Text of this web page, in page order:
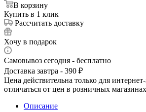
В корзину
Купить в 1 клик
Рассчитать доставку
Хочу в подарок
Самовывоз сегодня - бесплатно
Доставка завтра - 390 ₽
Цена действительна только для
отличаться от цен в розничных магазинах
Описание